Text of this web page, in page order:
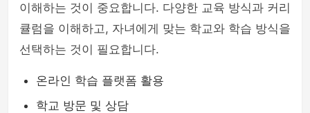
이해하는 것이 중요합니다. 다양한 교육 방식과 커리
큘럼을 이해하고, 자녀에게 맞는 학교와 학습 방식을
선택하는 것이 필요합니다.
온라인 학습 플랫폼 활용
학교 방문 및 상담